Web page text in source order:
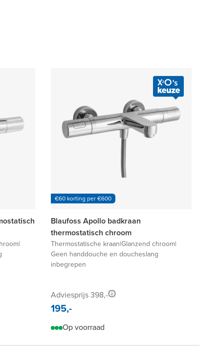
|
€60 korting per €600
Blaufoss Apollo badkraan
thermostatisch chroom
Thermostatische kraan|Glanzend chroom|
Geen handdouche en doucheslang
inbegrepen
Adviesprijs 398,-
195,-
Op voorraad